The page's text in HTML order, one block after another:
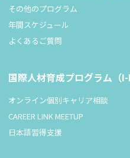
その他のプログラム
年間スケジュール
よくあるご質問
国際人材育成プログラム（I-
オンライン個別キャリア相談
CAREER LINK MEETUP
日本語習得支援